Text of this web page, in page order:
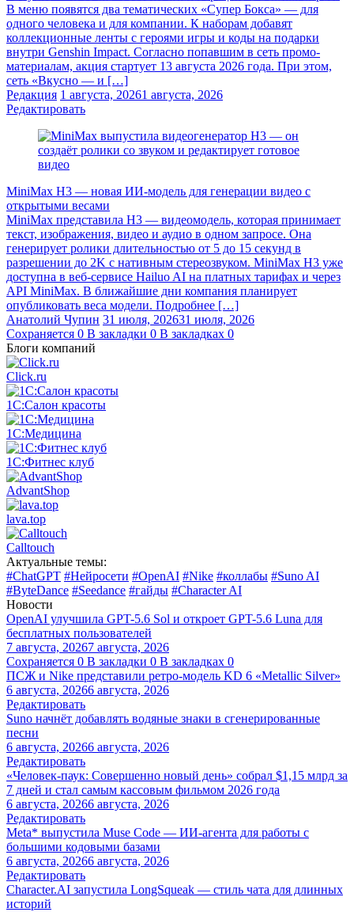
В меню появятся два тематических «Супер Бокса» — для
одного человека и для компании. К наборам добавят
коллекционные ленты с героями игры и коды на подарки
внутри Genshin Impact. Согласно попавшим в сеть промо-
материалам, акция стартует 13 августа 2026 года. При этом,
сеть «Вкусно — и […]
Редакция 1 августа, 20261 августа, 2026
Редактировать
MiniMax H3 — новая ИИ-модель для генерации видео с
открытыми весами
MiniMax представила H3 — видеомодель, которая принимает
текст, изображения, видео и аудио в одном запросе. Она
генерирует ролики длительностью от 5 до 15 секунд в
разрешении до 2K с нативным стереозвуком. MiniMax H3 уже
доступна в веб-сервисе Hailuo AI на платных тарифах и через
API MiniMax. В ближайшие дни компания планирует
опубликовать веса модели. Подробнее […]
Анатолий Чупин 31 июля, 202631 июля, 2026
Сохраняется 0 В закладки 0 В закладках 0
Блоги компаний
Click.ru
1С:Салон красоты
1С:Медицина
1С:Фитнес клуб
AdvantShop
lava.top
Calltouch
Актуальные темы:
#ChatGPT #Нейросети #OpenAI #Nike #коллабы #Suno AI
#ByteDance #Seedance #гайды #Character AI
Новости
OpenAI улучшила GPT-5.6 Sol и откроет GPT-5.6 Luna для
бесплатных пользователей
7 августа, 20267 августа, 2026
Сохраняется 0 В закладки 0 В закладках 0
ПСЖ и Nike представили ретро-модель KD 6 «Metallic Silver»
6 августа, 20266 августа, 2026
Редактировать
Suno начнёт добавлять водяные знаки в сгенерированные
песни
6 августа, 20266 августа, 2026
Редактировать
«Человек-паук: Совершенно новый день» собрал $1,15 млрд за
7 дней и стал самым кассовым фильмом 2026 года
6 августа, 20266 августа, 2026
Редактировать
Meta* выпустила Muse Code — ИИ-агента для работы с
большими кодовыми базами
6 августа, 20266 августа, 2026
Редактировать
Character.AI запустила LongSqueak — стиль чата для длинных
историй